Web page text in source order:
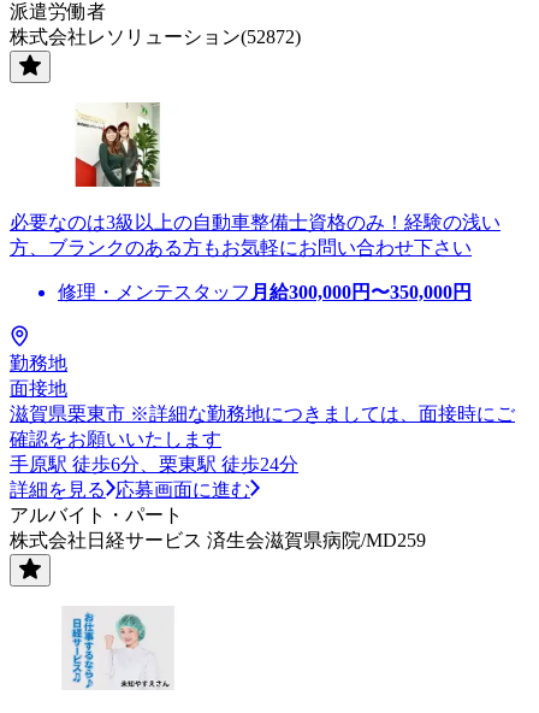
派遣労働者
株式会社レソリューション(52872)
必要なのは3級以上の自動車整備士資格のみ！経験の浅い
方、ブランクのある方もお気軽にお問い合わせ下さい
修理・メンテスタッフ 月給300,000円〜350,000円
勤務地
面接地
滋賀県栗東市 ※詳細な勤務地につきましては、面接時にご
確認をお願いいたします
手原駅 徒歩6分、栗東駅 徒歩24分
詳細を見る
応募画面に進む
アルバイト・パート
株式会社日経サービス 済生会滋賀県病院/MD259